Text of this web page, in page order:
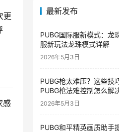
更
感
最新发布
PUBG国际服新模式：龙
服新玩法龙珠模式详解
2026年5月3日
PUBG枪太难压？这些技
PUBG枪法难控制怎么解
2026年5月3日
PUBG和平精英画质助手